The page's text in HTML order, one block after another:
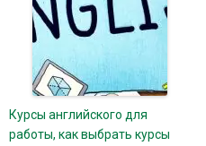
Курсы английского для
работы, как выбрать курсы